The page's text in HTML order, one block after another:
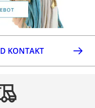
KONTAKT